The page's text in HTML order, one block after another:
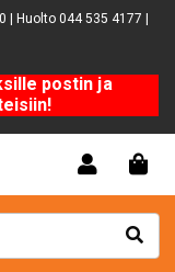
| Huolto 044 535 4177 |
postin ja